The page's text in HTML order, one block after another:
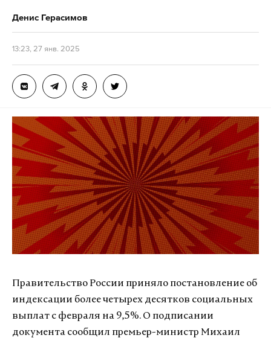
Денис Герасимов
13:23, 27 янв. 2025
Правительство России приняло постановление об
индексации более четырех десятков социальных
выплат с февраля на 9,5%. О подписании
документа сообщил премьер-министр Михаил